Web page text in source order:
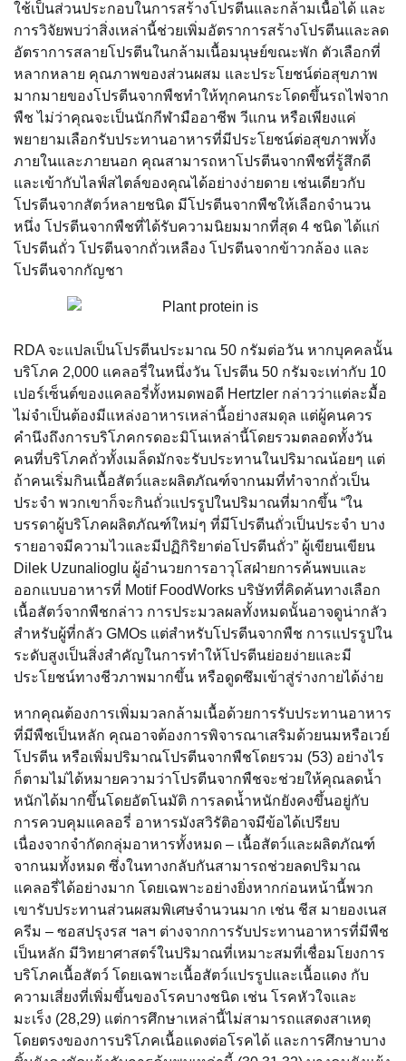
ใช้เป็นส่วนประกอบในการสร้างโปรตีนและกล้ามเนื้อได้ และ
การวิจัยพบว่าสิ่งเหล่านี้ช่วยเพิ่มอัตราการสร้างโปรตีนและลด
อัตราการสลายโปรตีนในกล้ามเนื้อมนุษย์ขณะพัก ตัวเลือกที่
หลากหลาย คุณภาพของส่วนผสม และประโยชน์ต่อสุขภาพ
มากมายของโปรตีนจากพืชทำให้ทุกคนกระโดดขึ้นรถไฟจาก
พืช ไม่ว่าคุณจะเป็นนักกีฬามืออาชีพ วีแกน หรือเพียงแค่
พยายามเลือกรับประทานอาหารที่มีประโยชน์ต่อสุขภาพทั้ง
ภายในและภายนอก คุณสามารถหาโปรตีนจากพืชที่รู้สึกดี
และเข้ากับไลฟ์สไตล์ของคุณได้อย่างง่ายดาย เช่นเดียวกับ
โปรตีนจากสัตว์หลายชนิด มีโปรตีนจากพืชให้เลือกจำนวน
หนึ่ง โปรตีนจากพืชที่ได้รับความนิยมมากที่สุด 4 ชนิด ได้แก่
โปรตีนถั่ว โปรตีนจากถั่วเหลือง โปรตีนจากข้าวกล้อง และ
โปรตีนจากกัญชา
RDA จะแปลเป็นโปรตีนประมาณ 50 กรัมต่อวัน หากบุคคลนั้น
บริโภค 2,000 แคลอรี่ในหนึ่งวัน โปรตีน 50 กรัมจะเท่ากับ 10
เปอร์เซ็นต์ของแคลอรี่ทั้งหมดพอดี Hertzler กล่าวว่าแต่ละมื้อ
ไม่จำเป็นต้องมีแหล่งอาหารเหล่านี้อย่างสมดุล แต่ผู้คนควร
คำนึงถึงการบริโภคกรดอะมิโนเหล่านี้โดยรวมตลอดทั้งวัน
คนที่บริโภคถั่วทั้งเมล็ดมักจะรับประทานในปริมาณน้อยๆ แต่
ถ้าคนเริ่มกินเนื้อสัตว์และผลิตภัณฑ์จากนมที่ทำจากถั่วเป็น
ประจำ พวกเขาก็จะกินถั่วแปรรูปในปริมาณที่มากขึ้น “ใน
บรรดาผู้บริโภคผลิตภัณฑ์ใหม่ๆ ที่มีโปรตีนถั่วเป็นประจำ บาง
รายอาจมีความไวและมีปฏิกิริยาต่อโปรตีนถั่ว” ผู้เขียนเขียน
Dilek Uzunalioglu ผู้อำนวยการอาวุโสฝ่ายการค้นพบและ
ออกแบบอาหารที่ Motif FoodWorks บริษัทที่คิดค้นทางเลือก
เนื้อสัตว์จากพืชกล่าว การประมวลผลทั้งหมดนั้นอาจดูน่ากลัว
สำหรับผู้ที่กลัว GMOs แต่สำหรับโปรตีนจากพืช การแปรรูปใน
ระดับสูงเป็นสิ่งสำคัญในการทำให้โปรตีนย่อยง่ายและมี
ประโยชน์ทางชีวภาพมากขึ้น หรือดูดซึมเข้าสู่ร่างกายได้ง่าย
หากคุณต้องการเพิ่มมวลกล้ามเนื้อด้วยการรับประทานอาหาร
ที่มีพืชเป็นหลัก คุณอาจต้องการพิจารณาเสริมด้วยนมหรือเวย์
โปรตีน หรือเพิ่มปริมาณโปรตีนจากพืชโดยรวม (53) อย่างไร
ก็ตามไม่ได้หมายความว่าโปรตีนจากพืชจะช่วยให้คุณลดน้ำ
หนักได้มากขึ้นโดยอัตโนมัติ การลดน้ำหนักยังคงขึ้นอยู่กับ
การควบคุมแคลอรี่ อาหารมังสวิรัติอาจมีข้อได้เปรียบ
เนื่องจากจำกัดกลุ่มอาหารทั้งหมด – เนื้อสัตว์และผลิตภัณฑ์
จากนมทั้งหมด ซึ่งในทางกลับกันสามารถช่วยลดปริมาณ
แคลอรี่ได้อย่างมาก โดยเฉพาะอย่างยิ่งหากก่อนหน้านี้พวก
เขารับประทานส่วนผสมพิเศษจำนวนมาก เช่น ชีส มายองเนส
ครีม – ซอสปรุงรส ฯลฯ ต่างจากการรับประทานอาหารที่มีพืช
เป็นหลัก มีวิทยาศาสตร์ในปริมาณที่เหมาะสมที่เชื่อมโยงการ
บริโภคเนื้อสัตว์ โดยเฉพาะเนื้อสัตว์แปรรูปและเนื้อแดง กับ
ความเสี่ยงที่เพิ่มขึ้นของโรคบางชนิด เช่น โรคหัวใจและ
มะเร็ง (28,29) แต่การศึกษาเหล่านี้ไม่สามารถแสดงสาเหตุ
โดยตรงของการบริโภคเนื้อแดงต่อโรคได้ และการศึกษาบาง